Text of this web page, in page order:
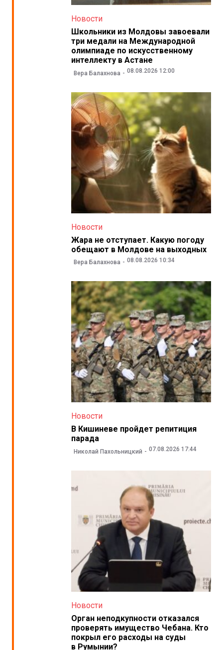
Новости
Школьники из Молдовы завоевали
три медали на Международной
олимпиаде по искусственному
интеллекту в Астане
Вера Балахнова 08.08.2026 12:00
Новости
Жара не отступает. Какую погоду
обещают в Молдове на выходных
Вера Балахнова 08.08.2026 10:34
Новости
В Кишиневе пройдет репитиция
парада
Николай Пахольницкий 07.08.2026 17:44
Новости
Орган неподкупности отказался
проверять имущество Чебана. Кто
покрыл его расходы на суды
в Румынии?